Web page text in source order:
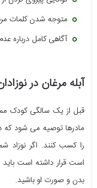
متوجه شدن کلمات
آگاهی کامل درباره
آبله مرغان در
قبل از یک سالگی کودک
مادرها توصیه می شود که
را کسب کنند. اگر نوزاد
است قرار داشته است باید
بدن و صورت او باشید.